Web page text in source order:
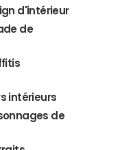
d'intérieur
de
intérieurs
de